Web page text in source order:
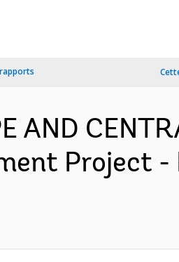
AND
Project